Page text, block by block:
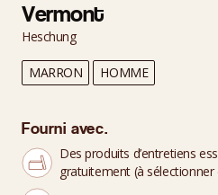
Vermont
Heschung
MARRON HOMME
Fourni avec.
Des produits d’entretiens
gratuitement (à